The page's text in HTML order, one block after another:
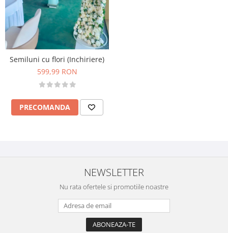
Semiluni cu flori (Inchiriere)
599,99 RON
PRECOMANDA
NEWSLETTER
Nu rata ofertele si promotiile noastre